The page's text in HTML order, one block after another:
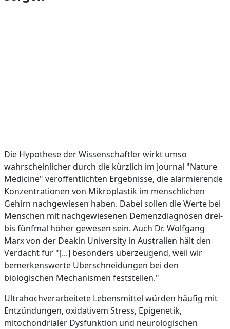
Die Hypothese der Wissenschaftler wirkt umso
wahrscheinlicher durch die kürzlich im Journal "Nature
Medicine" veröffentlichten Ergebnisse, die alarmierende
Konzentrationen von Mikroplastik im menschlichen
Gehirn nachgewiesen haben. Dabei sollen die Werte bei
Menschen mit nachgewiesenen Demenzdiagnosen drei-
bis fünfmal höher gewesen sein. Auch Dr. Wolfgang
Marx von der Deakin University in Australien hält den
Verdacht für "[...] besonders überzeugend, weil wir
bemerkenswerte Überschneidungen bei den
biologischen Mechanismen feststellen."
Ultrahochverarbeitete Lebensmittel würden häufig mit
Entzündungen, oxidativem Stress, Epigenetik,
mitochondrialer Dysfunktion und neurologischen